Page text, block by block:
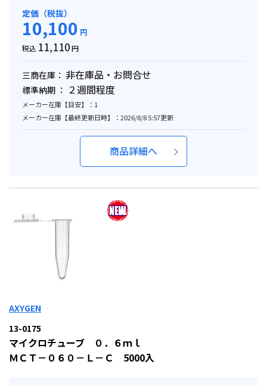
定価（税抜）
10,100 円
税込 11,110円
三商在庫： 非在庫品・お問合せ
標準納期 ： ２週間程度
メーカー在庫【目安】：1
メーカー在庫【最終更新日時】：2026/8/8 5:57更新
商品詳細へ
AXYGEN
13-0175
マイクロチューブ ０．６ｍｌ
ＭＣＴ－０６０－Ｌ－Ｃ 5000入